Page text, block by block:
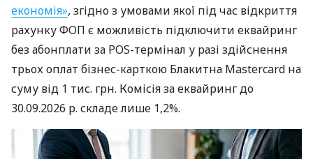
економія», згідно з умовами якої під час відкриття
рахунку ФОП є можливість підключити еквайринг
без абонплати за POS-термінал у разі здійснення
трьох оплат бізнес-карткою Блакитна Mastercard на
суму від 1 тис. грн. Комісія за еквайринг до
30.09.2026 р. складе лише 1,2%.